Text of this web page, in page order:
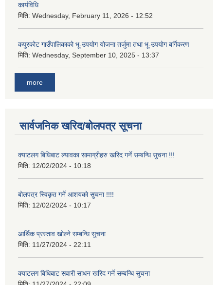
कार्यविधि
मिति: Wednesday, February 11, 2026 - 12:52
कपुरकोट गाउँपालिकाको भू-उपयोग योजना तर्जुमा तथा भू-उपयोग बर्गिकरण
मिति: Wednesday, September 10, 2025 - 13:37
more
सार्वजनिक खरिद/बोलपत्र सूचना
क्याटलग बिधिबाट ल्यावका सामाग्रीहरु खरिद गर्ने सम्बन्धि सुचना !!!
मिति: 12/02/2024 - 10:18
बोलपत्र स्विकृत गर्ने आशयको सुचना !!!!
मिति: 12/02/2024 - 10:17
आर्थिक प्रस्ताव खोल्ने सम्बन्धि सुचना
मिति: 11/27/2024 - 22:11
क्याटलग बिधिबाट सवारी साधन खरिद गर्ने सम्बन्धि सुचना